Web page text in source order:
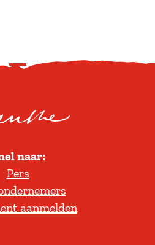
S
o
l
t
e
r
naar:
Pers
aanmelden